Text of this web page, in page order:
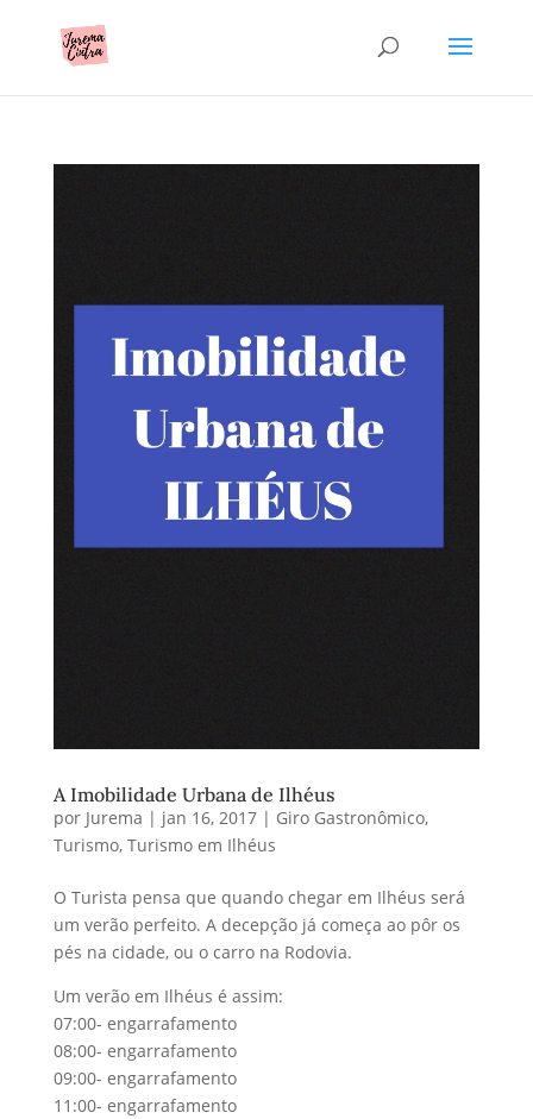
A Imobilidade Urbana de Ilhéus
por Jurema | jan 16, 2017| Giro Gastronômico,
Turismo, Turismo em Ilhéus
O Turista pensa que quando chegar em Ilhéus será
um verão perfeito. A decepção já começa ao pôr os
pés na cidade, ou o carro na Rodovia.
Um verão em Ilhéus é assim:
07:00- engarrafamento
08:00- engarrafamento
09:00- engarrafamento
11:00- engarrafamento